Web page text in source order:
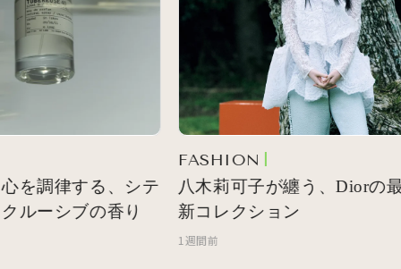
調律する、シテ
ルーシブの香り
FASHION
八木莉可子が纏う、Diorの最
新コレクション
1週間前